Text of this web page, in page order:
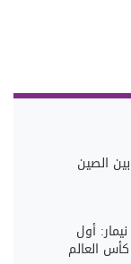
الصين
أول
العالم